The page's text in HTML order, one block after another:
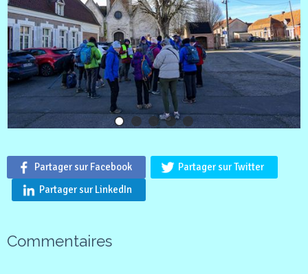
Partager sur Facebook
Partager sur Twitter
Partager sur LinkedIn
Commentaires